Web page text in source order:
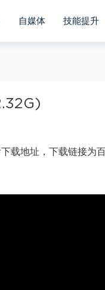
自媒体 技能提升
载地址，下载链接为百